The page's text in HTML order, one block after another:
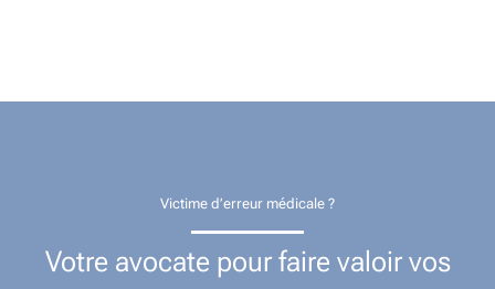
Victime d’erreur médicale ?
Votre avocate pour faire valoir vos